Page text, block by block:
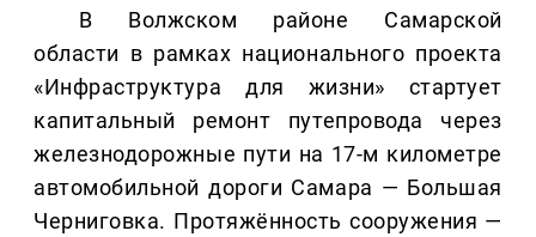
В Волжском районе Самарской
области в рамках национального проекта
«Инфраструктура для жизни» стартует
капитальный ремонт путепровода через
железнодорожные пути на 17-м километре
автомобильной дороги Самара — Большая
Черниговка. Протяжённость сооружения —